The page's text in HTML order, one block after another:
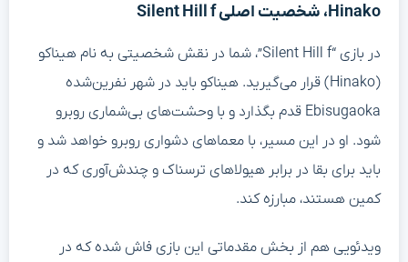
Hinako، شخصیت اصلی Silent Hill f
در بازی “Silent Hill f”، شما در نقش شخصیتی به نام هیناکو
(Hinako) قرار می‌گیرید. هیناکو باید در شهر نفرین‌شده
Ebisugaoka قدم بگذارد و با وحشت‌های بی‌شماری روبرو
شود. او در این مسیر، با معماهای دشواری روبرو خواهد شد و
باید برای بقا در برابر هیولاهای ترسناک و چندش‌آوری که در
کمین هستند، مبارزه کند.
ویدئویی هم از بخش مقدماتی این بازی فاش شده که در